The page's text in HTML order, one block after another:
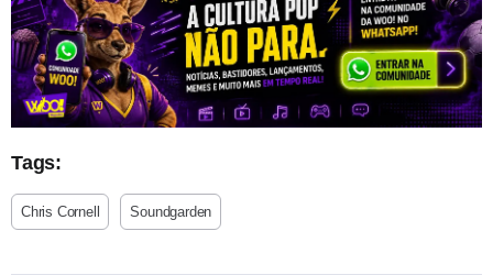
Tags:
Chris Cornell Soundgarden